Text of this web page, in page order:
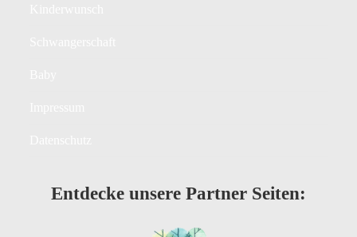
Entdecke unsere Partner Seiten: